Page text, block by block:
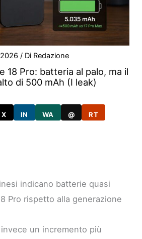
2026/ Di Redazione
18 Pro: batteria al palo, ma il
di 500 mAh (I leak)
X IN WA @ RT
indicano batterie quasi
Pro rispetto alla generazione
un incremento più